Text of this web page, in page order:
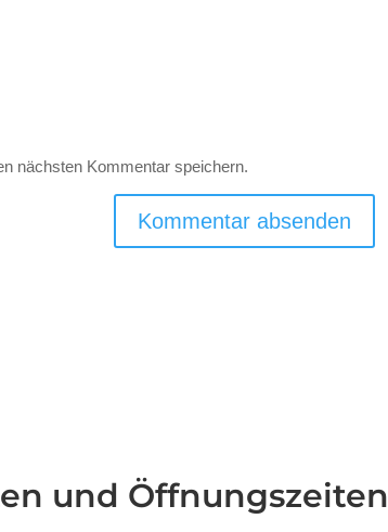
nächsten Kommentar speichern.
und Öffnungszeiten